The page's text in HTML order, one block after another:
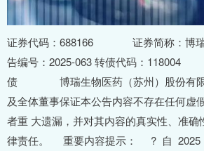
证券代码：688166 证券简
告编号：2025-063 转债代码：
债 博瑞生物医药（苏州）股份有
及全体董事保证本公告内容不存在任何虚
者重 大遗漏，并对其内容的真实性、准
律责任。 重要内容提示： ? 自